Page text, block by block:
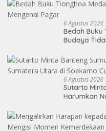
6 Agustus 2026
Bedah Buku
Budaya
6 Agustus 2026
Sutarto
Harumkan